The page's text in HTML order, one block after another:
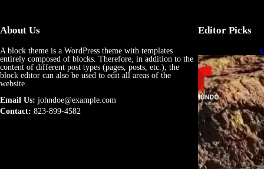
About Us
A block theme is a WordPress theme with templates
entirely composed of blocks. Therefore, in addition to the
content of different post types (pages, posts, etc.), the
block editor can also be used to edit all areas of the
website.
Email Us: johndoe@example.com
Contact: 823-899-4582
Editor Picks